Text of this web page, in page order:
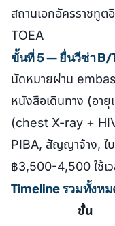
สถานเอกอัครราชทูต
TOEA
ขั้นที่ 5 — ยื่นวีซ่า B/
นัดหมายผ่าน
หนังสือเดินทาง (อา
(chest X-ray +
PIBA, สัญญาจ้าง, ใ
฿3,500-4,500 ใช้เ
Timeline รวมทั้งห
ขั้น